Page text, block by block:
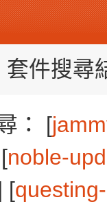
套件搜尋
： [
noble-
[